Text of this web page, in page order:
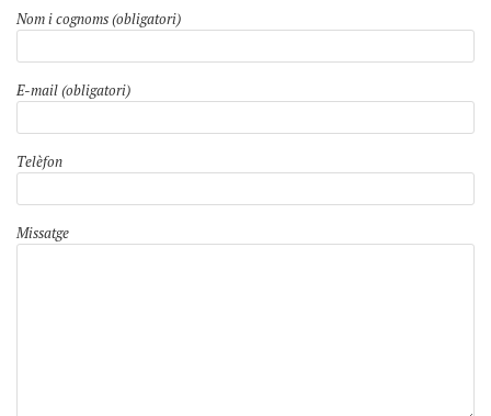
Nom i cognoms (obligatori)
E-mail (obligatori)
Telèfon
Missatge